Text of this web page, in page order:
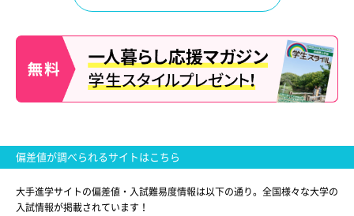
偏差値が調べられるサイトはこちら
大手進学サイトの偏差値・入試難易度情報は以下の通り。全国様々な大学の
入試情報が掲載されています！